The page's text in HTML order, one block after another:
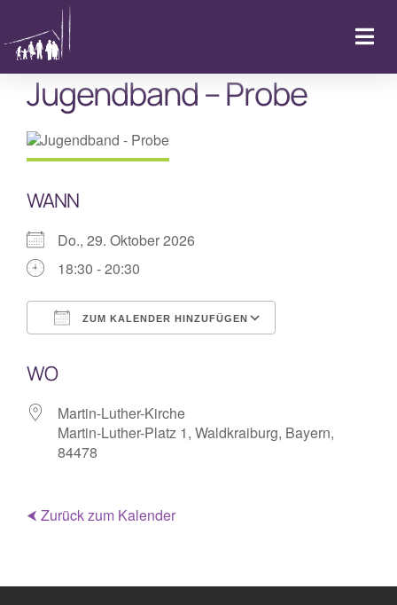
Inhalt
springen
Mitarbeiterplan
Jugendband – Probe
WANN
Do., 29. Oktober 2026
18:30 - 20:30
ZUM KALENDER HINZUFÜGEN
WO
Martin-Luther-Kirche
Martin-Luther-Platz 1, Waldkraiburg, Bayern,
84478
⮜ Zurück zum Kalender